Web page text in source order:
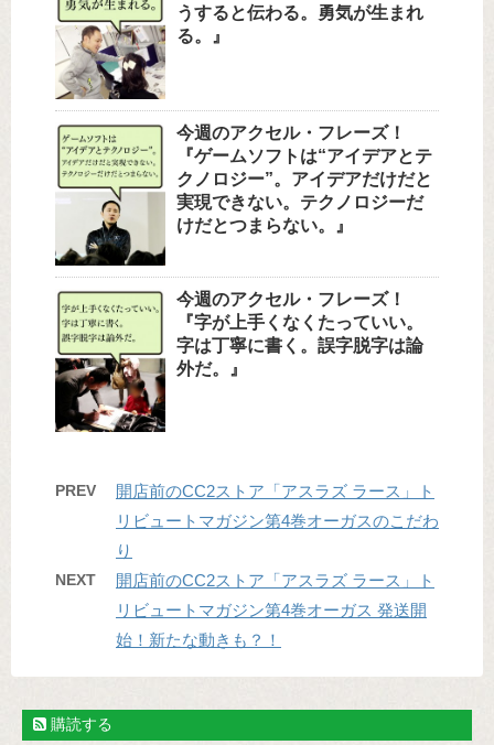
うすると伝わる。勇気が生まれ
る。』
今週のアクセル・フレーズ！
『ゲームソフトは“アイデアとテ
クノロジー”。アイデアだけだと
実現できない。テクノロジーだ
けだとつまらない。』
今週のアクセル・フレーズ！
『字が上手くなくたっていい。
字は丁寧に書く。誤字脱字は論
外だ。』
PREV
開店前のCC2ストア「アスラズ ラース」ト
リビュートマガジン第4巻オーガスのこだわ
り
NEXT
開店前のCC2ストア「アスラズ ラース」ト
リビュートマガジン第4巻オーガス 発送開
始！新たな動きも？！
購読する